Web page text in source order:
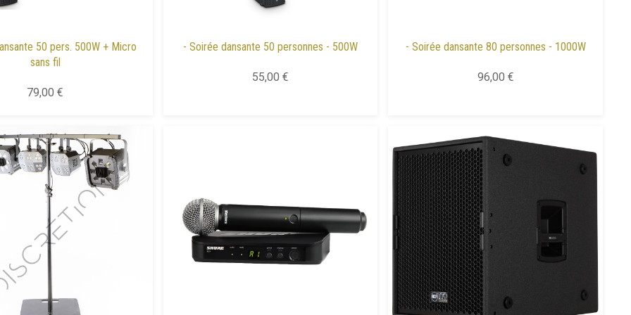
50 pers. 500W + Micro
sans fil
79,00 €
- Soirée dansante 50 personnes - 500W
55,00 €
- Soirée dansante 80 personnes - 1000W
96,00 €